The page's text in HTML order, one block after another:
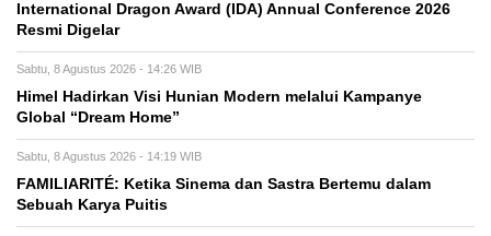
International Dragon Award (IDA) Annual Conference 2026
Resmi Digelar
Sabtu, 8 Agustus 2026 - 14:26 WIB
Himel Hadirkan Visi Hunian Modern melalui Kampanye
Global “Dream Home”
Sabtu, 8 Agustus 2026 - 14:19 WIB
FAMILIARITÉ: Ketika Sinema dan Sastra Bertemu dalam
Sebuah Karya Puitis